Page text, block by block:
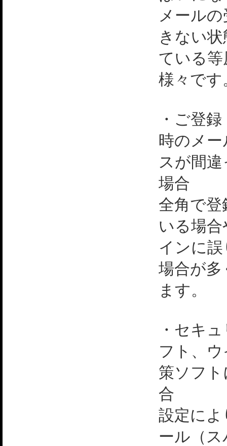
メール
きない
ている
様々です
・ご登
時のメ
スが間
場合
全角で
いる場
インに
場合が
ます。
・セキ
フト、
策ソフ
合
設定に
ール（